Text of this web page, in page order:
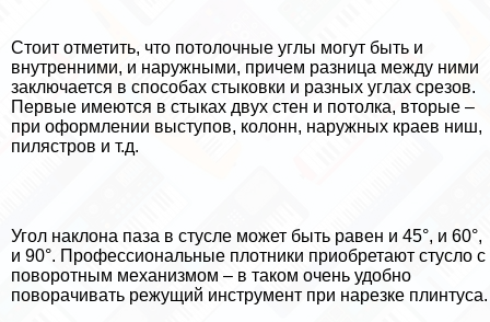
Стоит отметить, что потолочные углы могут быть и
внутренними, и наружными, причем разница между ними
заключается в способах стыковки и разных углах срезов.
Первые имеются в стыках двух стен и потолка, вторые –
при оформлении выступов, колонн, наружных краев ниш,
пилястров и т.д.
Угол наклона паза в стусле может быть равен и 45°, и 60°,
и 90°. Профессиональные плотники приобретают стусло с
поворотным механизмом – в таком очень удобно
поворачивать режущий инструмент при нарезке плинтуса.